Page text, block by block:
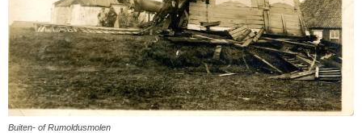
Buiten- of Rumoldusmolen